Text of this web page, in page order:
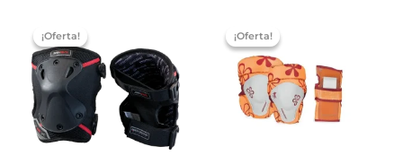
¡Oferta!
¡Oferta!
era:
25,99 €.
es:
19,99 €.
¡Oferta!
¡Oferta!
14,99 €.4,99 €.